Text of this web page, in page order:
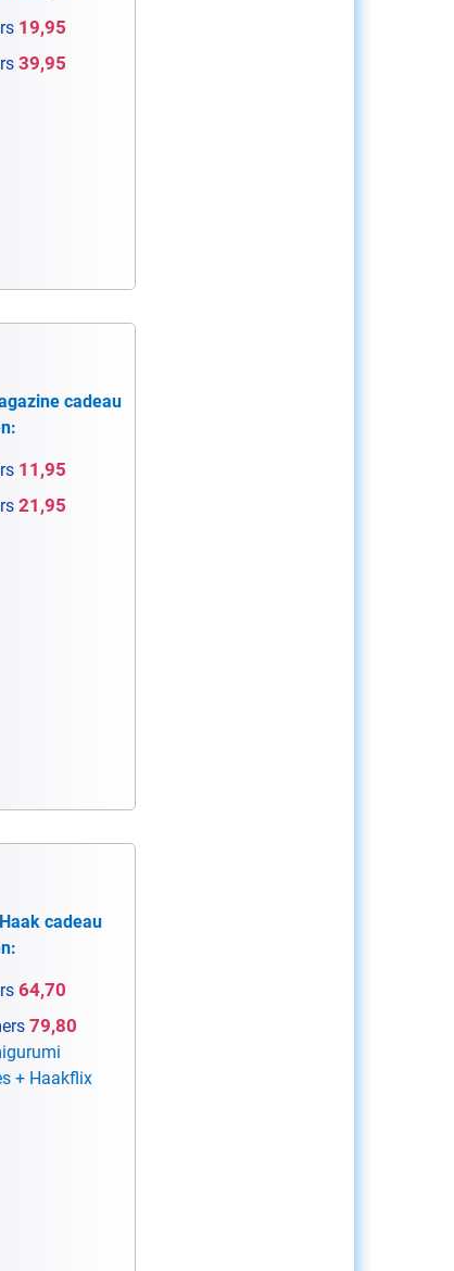
19,95
39,95
cadeau
11,95
21,95
cadeau
64,70
79,80
+ Haakflix